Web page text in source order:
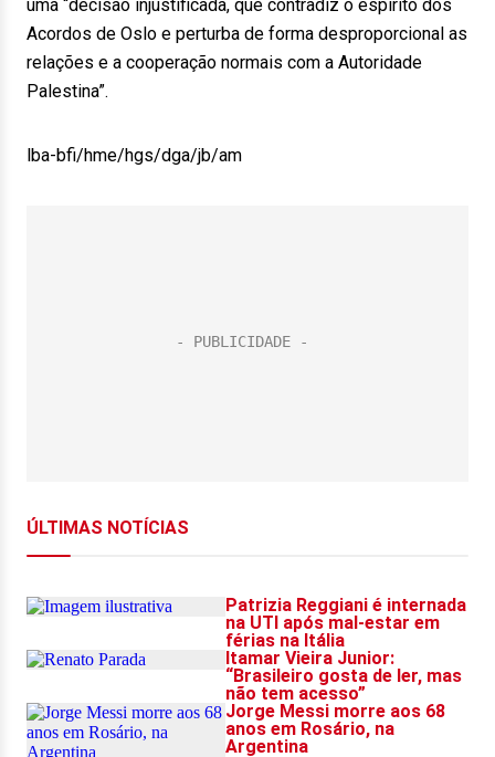
uma “decisão injustificada, que contradiz o espírito dos
Acordos de Oslo e perturba de forma desproporcional as
relações e a cooperação normais com a Autoridade
Palestina”.
lba-bfi/hme/hgs/dga/jb/am